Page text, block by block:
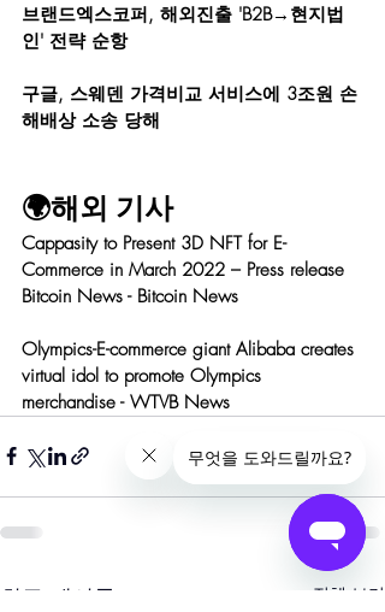
브랜드엑스코퍼, 해외진출 'B2B→현지법
인' 전략 순항
구글, 스웨덴 가격비교 서비스에 3조원 손
해배상 소송 당해
🌍해외 기사
Cappasity to Present 3D NFT for E-
Commerce in March 2022 – Press release
Bitcoin News - Bitcoin News
Olympics-E-commerce giant Alibaba creates
virtual idol to promote Olympics
merchandise - WTVB News
최근 게시물 전체 보기